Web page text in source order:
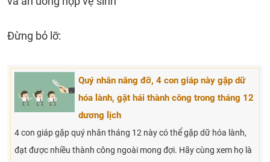
Đừng bỏ lỡ:
Quý nhân nâng đỡ, 4 con giáp này gặp dữ
hóa lành, gặt hái thành công trong tháng 12
dương lịch
4 con giáp gặp quý nhân tháng 12 này có thể gặp dữ hóa lành,
đạt được nhiều thành công ngoài mong đợi. Hãy cùng xem họ là